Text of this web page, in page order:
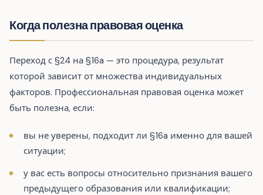
Когда полезна правовая оценка
Переход с §24 на §16a — это процедура, результат
которой зависит от множества индивидуальных
факторов. Профессиональная правовая оценка может
быть полезна, если:
вы не уверены, подходит ли §16a именно для вашей
ситуации;
у вас есть вопросы относительно признания вашего
предыдущего образования или квалификации;